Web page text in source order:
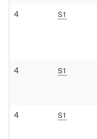
4 S1
4 S1
4 S1